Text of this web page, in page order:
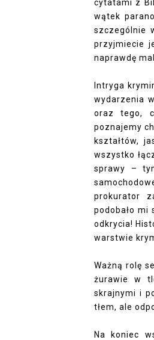
cytatami z
wątek
szczególnie
przyjmiecie
naprawdę
Intryga
wydarzenia
oraz tego,
poznajemy
kształtów,
wszystko
sprawy –
prokurator
podobało mi
odkrycia!
warstwie
Ważną rolę
żurawie w
skrajnymi i
tłem, ale
Na koniec